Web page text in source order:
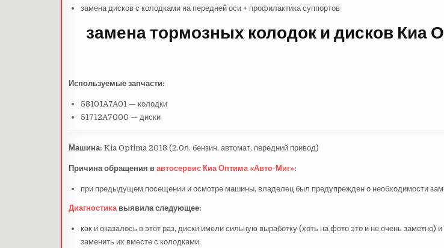
замена дисков с колодками на передней оси + профилактика суппортов
замена тормозных колодок и дисков Киа
Используемые запчасти:
58101A7A01 — колодки
51712A7000 — диски
Машина: Kia Optima 2018 (2.0л. бензин, автомат, передний привод)
Причина обращения в автосервис Киа Оптима «Авто-Миг»:
при предыдущем посещении и осмотре машины, владелец был предупрежден о необходимости
Диагностика выявила следующее:
как и оказалось в этот раз, диски имели сильную выработку (хоть на фото это и не очень заметно)
заменить их вместе с колодками.